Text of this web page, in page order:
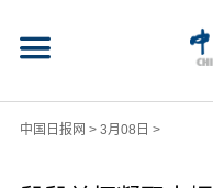
中国日报网 > 3月08日 >